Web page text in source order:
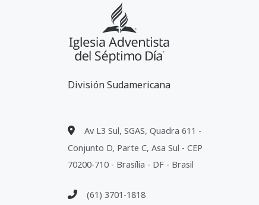
División Sudamericana
Av L3 Sul, SGAS, Quadra 611 -
Conjunto D, Parte C, Asa Sul - CEP
70200-710 - Brasília - DF - Brasil
(61) 3701-1818